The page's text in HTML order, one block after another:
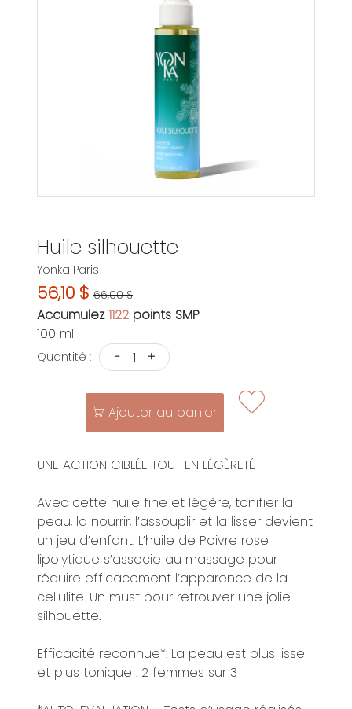
Huile silhouette
Yonka Paris
56,10 $ 66,00 $
Accumulez1122 points SMP
100 ml
Quantité : - +
Ajouter au panier
UNE ACTION CIBLÉE TOUT EN LÉGÈRETÉ
Avec cette huile fine et légère, tonifier la
peau, la nourrir, l’assouplir et la lisser devient
un jeu d’enfant. L’huile de Poivre rose
lipolytique s’associe au massage pour
réduire efficacement l’apparence de la
cellulite. Un must pour retrouver une jolie
silhouette.
Efficacité reconnue*: La peau est plus lisse
et plus tonique : 2 femmes sur 3